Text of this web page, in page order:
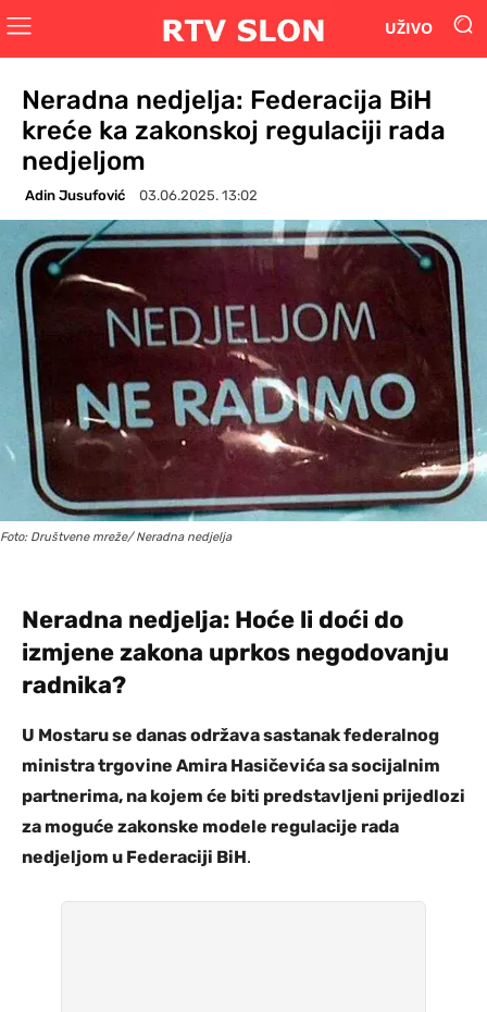
UŽIVO
Neradna nedjelja: Federacija BiH
kreće ka zakonskoj regulaciji rada
nedjeljom
Adin Jusufović 03.06.2025. 13:02
Foto: Društvene mreže/ Neradna nedjelja
Neradna nedjelja: Hoće li doći do
izmjene zakona uprkos negodovanju
radnika?
U Mostaru se danas održava sastanak federalnog
ministra trgovine Amira Hasičevića sa socijalnim
partnerima, na kojem će biti predstavljeni prijedlozi
za moguće zakonske modele regulacije rada
nedjeljom u Federaciji BiH.